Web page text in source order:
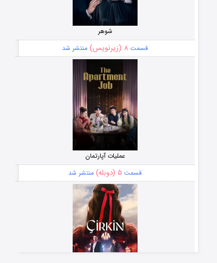
شوهر
قسمت ۸ (زیرنویس) منتشر شد
عملیات آپارتمان
قسمت ۵ (دوبله) منتشر شد